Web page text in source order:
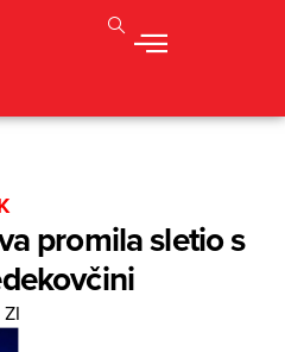
promila sletio s
ZI